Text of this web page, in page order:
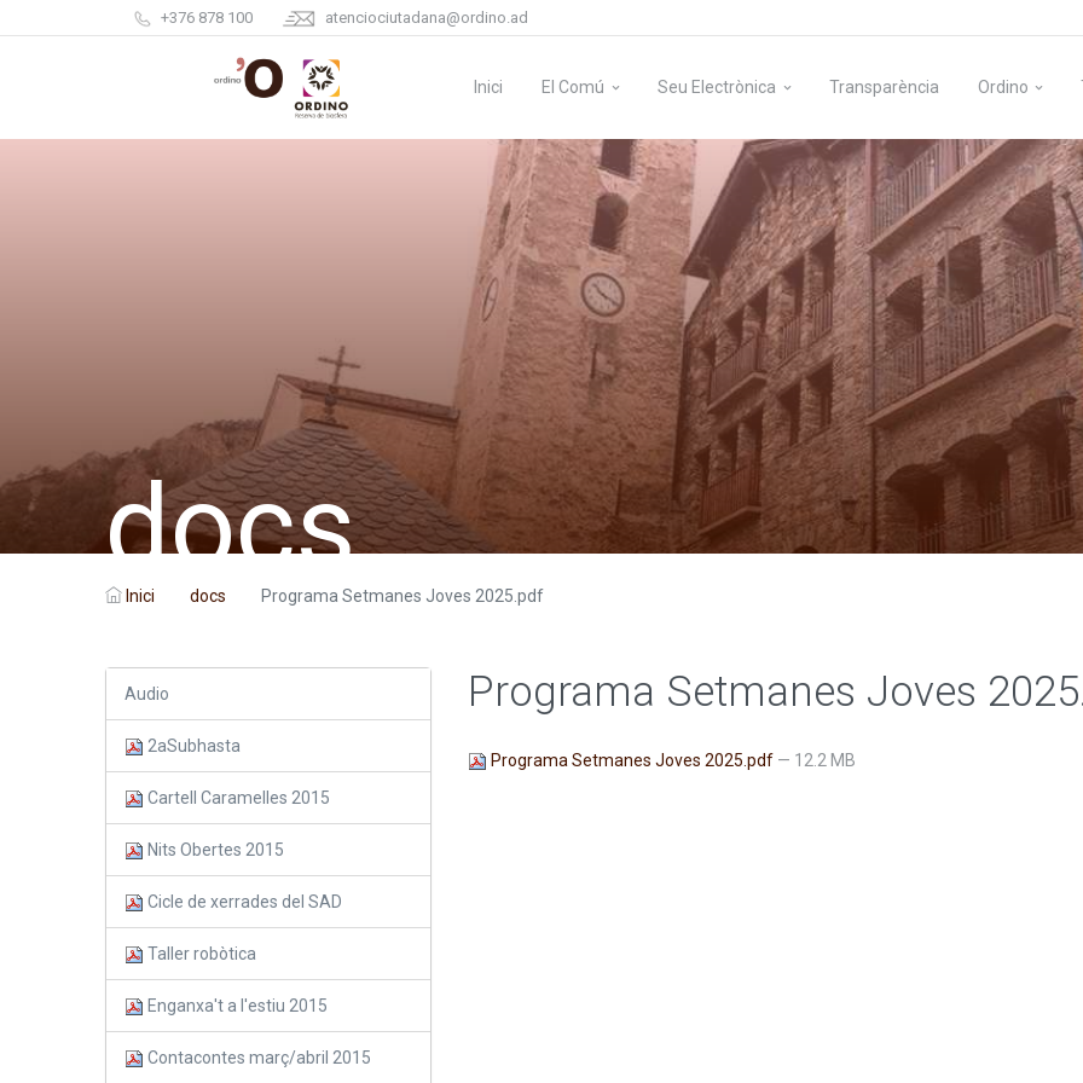
+376 878 100 atenciociutadana@ordino.ad
Inici El Comú Seu Electrònica Transparència Ordino
docs
Inici docs Programa Setmanes Joves 2025.pdf
Audio
2aSubhasta
Cartell Caramelles 2015
Nits Obertes 2015
Cicle de xerrades del SAD
Taller robòtica
Enganxa't a l'estiu 2015
Contacontes març/abril 2015
Programa Setmanes Joves
Programa Setmanes Joves 2025.pdf — 12.2 MB